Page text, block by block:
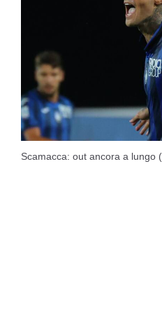
Scamacca: out ancora a lungo